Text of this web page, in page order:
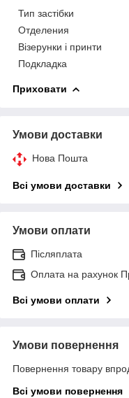
Тип застібки
Отделения
Візерунки і принти
Подкладка
Приховати
Умови доставки
Нова Пошта
Всі умови доставки
Умови оплати
Післяплата
Оплата на рахунок
Всі умови оплати
Умови повернення
Повернення товару
Всі умови повернення